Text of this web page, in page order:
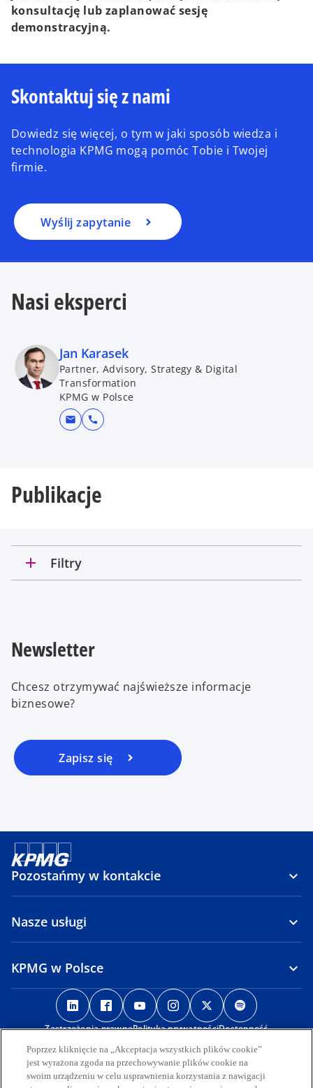
konsultację lub zaplanować sesję
demonstracyjną.
Skontaktuj się z nami
Dowiedz się więcej, o tym w jaki sposób wiedza i
technologia KPMG mogą pomóc Tobie i Twojej
firmie.
Wyślij zapytanie
Nasi eksperci
Jan Karasek
Partner, Advisory, Strategy & Digital
Transformation
KPMG w Polsce
mail call
Publikacje
add Filtry
Newsletter
Chcesz otrzymywać najświeższe informacje
biznesowe?
Zapisz się
Pozostańmy w kontakcie
Nasze usługi
KPMG w Polsce
o
p
e
n
s
i
o
p
e
n
s
i
o
p
e
n
s
i
o
p
e
n
s
i
o
p
e
n
s
i
p
e
n
i
Zastrzeżenia prawnePolityka prywatnościDostępność
© 2026 KPMG Sp. z o.o., polska spółka z ograniczoną
odpowiedzialnością i członek globalnej organizacji KPMG składającej
Poprzez kliknięcie na „Akceptacja wszystkich plików cookie”
jest wyrażona zgoda na przechowywanie plików cookie na
swoim urządzeniu w celu usprawnienia korzystania z nawigacji